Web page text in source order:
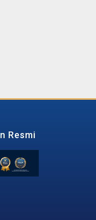
Resmi